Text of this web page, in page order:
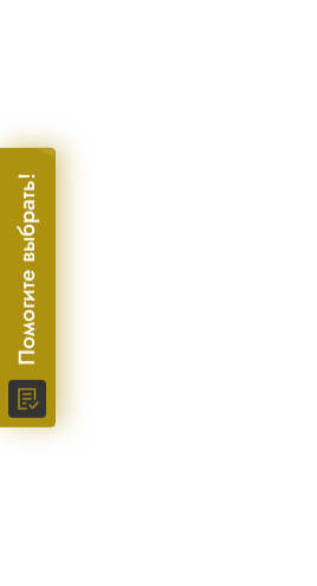
Помогите выбрать!